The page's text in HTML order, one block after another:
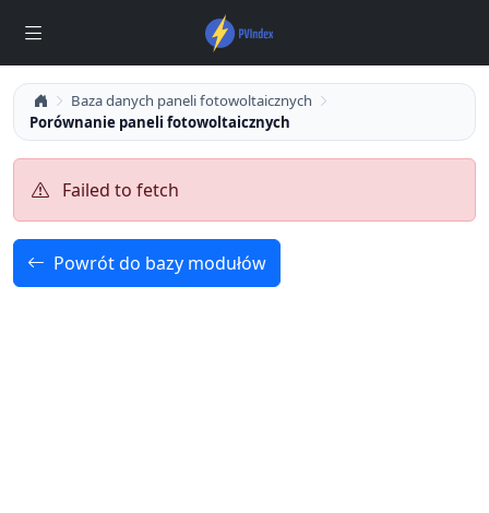
Baza danych paneli fotowoltaicznych
Porównanie paneli fotowoltaicznych
Failed to fetch
Powrót do bazy modułów